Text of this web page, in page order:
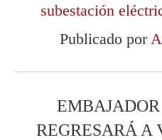
subestación
Publicado por
REGRESARÁ A